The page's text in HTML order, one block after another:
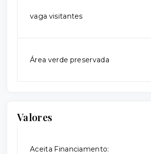
vaga visitantes
Área verde preservada
Valores
Aceita Financiamento: